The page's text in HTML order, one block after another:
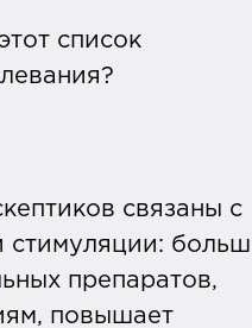
список
связаны с
стимуляции:
препаратов,
повышает